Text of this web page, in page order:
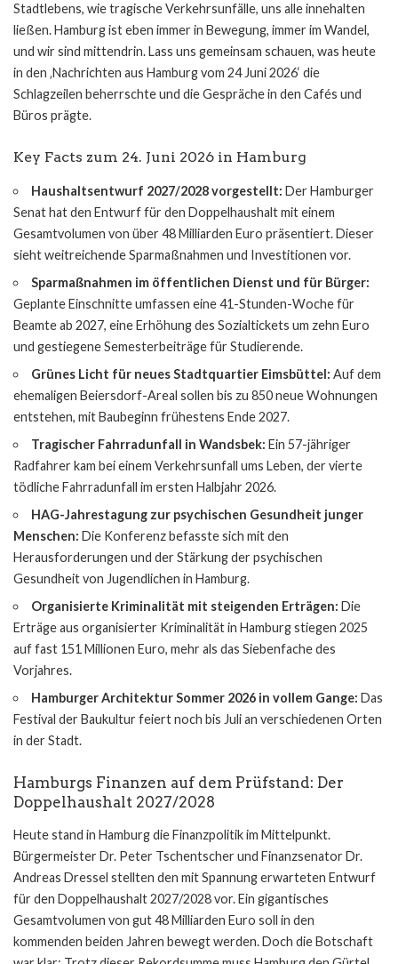
Stadtlebens, wie tragische Verkehrsunfälle, uns alle innehalten
ließen. Hamburg ist eben immer in Bewegung, immer im Wandel,
und wir sind mittendrin. Lass uns gemeinsam schauen, was heute
in den ‚Nachrichten aus Hamburg vom 24 Juni 2026‘ die
Schlagzeilen beherrschte und die Gespräche in den Cafés und
Büros prägte.
Key Facts zum 24. Juni 2026 in Hamburg
Haushaltsentwurf 2027/2028 vorgestellt: Der Hamburger
Senat hat den Entwurf für den Doppelhaushalt mit einem
Gesamtvolumen von über 48 Milliarden Euro präsentiert. Dieser
sieht weitreichende Sparmaßnahmen und Investitionen vor.
Sparmaßnahmen im öffentlichen Dienst und für Bürger:
Geplante Einschnitte umfassen eine 41-Stunden-Woche für
Beamte ab 2027, eine Erhöhung des Sozialtickets um zehn Euro
und gestiegene Semesterbeiträge für Studierende.
Grünes Licht für neues Stadtquartier Eimsbüttel: Auf dem
ehemaligen Beiersdorf-Areal sollen bis zu 850 neue Wohnungen
entstehen, mit Baubeginn frühestens Ende 2027.
Tragischer Fahrradunfall in Wandsbek: Ein 57-jähriger
Radfahrer kam bei einem Verkehrsunfall ums Leben, der vierte
tödliche Fahrradunfall im ersten Halbjahr 2026.
HAG-Jahrestagung zur psychischen Gesundheit junger
Menschen: Die Konferenz befasste sich mit den
Herausforderungen und der Stärkung der psychischen
Gesundheit von Jugendlichen in Hamburg.
Organisierte Kriminalität mit steigenden Erträgen: Die
Erträge aus organisierter Kriminalität in Hamburg stiegen 2025
auf fast 151 Millionen Euro, mehr als das Siebenfache des
Vorjahres.
Hamburger Architektur Sommer 2026 in vollem Gange: Das
Festival der Baukultur feiert noch bis Juli an verschiedenen Orten
in der Stadt.
Hamburgs Finanzen auf dem Prüfstand: Der
Doppelhaushalt 2027/2028
Heute stand in Hamburg die Finanzpolitik im Mittelpunkt.
Bürgermeister Dr. Peter Tschentscher und Finanzsenator Dr.
Andreas Dressel stellten den mit Spannung erwarteten Entwurf
für den Doppelhaushalt 2027/2028 vor. Ein gigantisches
Gesamtvolumen von gut 48 Milliarden Euro soll in den
kommenden beiden Jahren bewegt werden. Doch die Botschaft